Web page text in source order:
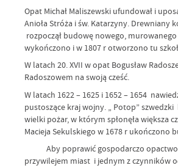
Opat Michał Maliszewski ufundował i
Anioła Stróża i św. Katarzyny. Drewniany
rozpoczął budowę nowego,
wykończono i w 1807 r otworzono tu
W latach 20. XVII w opat Bogusław
Radoszowem na swoją cześć.
W latach 1622 – 1625 i 1652 – 1654
pustoszące kraj wojny. „ Potop”
wielki pożar, w którym spłonęła większa
Macieja Sekulskiego w 1678 r ukończono
Aby poprawić gospodarczo opactwo i
przywilejem miast i jednym z czynników